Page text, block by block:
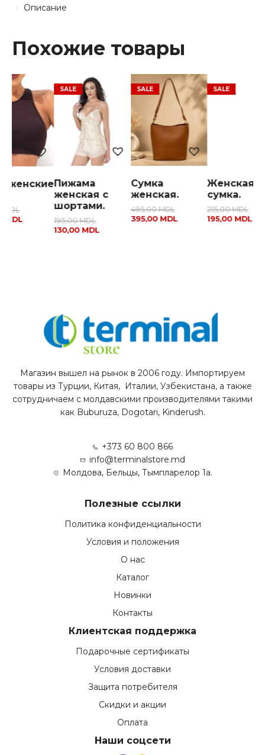
Описание
Похожие товары
женские
MDL
MDL
Пижама
женская с
шортами.
195,00MDL
130,00 MDL
Сумка
женская.
495,00MDL
395,00 MDL
Женская
сумка.
215,00MDL
195,00 MDL
Магазин вышел на рынок в 2006 году. Импортируем
товары из Турции, Китая, Италии, Узбекистана, а также
сотрудничаем с молдавскими производителями такими
как Buburuza, Dogotari, Kinderush.
+373 60 800 866
info@terminalstore.md
Молдова, Бельцы, Тымпларелор 1а.
Полезные ссылки
Политика конфиденциальности
Условия и положения
О нас
Каталог
Новинки
Контакты
Клиентская поддержка
Подарочные сертификаты
Условия доставки
Защита потребителя
Скидки и акции
Оплата
Наши соцсети